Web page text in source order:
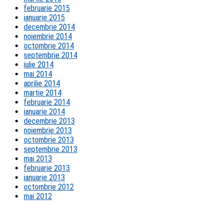
februarie 2015
ianuarie 2015
decembrie 2014
noiembrie 2014
octombrie 2014
septembrie 2014
iulie 2014
mai 2014
aprilie 2014
martie 2014
februarie 2014
ianuarie 2014
decembrie 2013
noiembrie 2013
octombrie 2013
septembrie 2013
mai 2013
februarie 2013
ianuarie 2013
octombrie 2012
mai 2012